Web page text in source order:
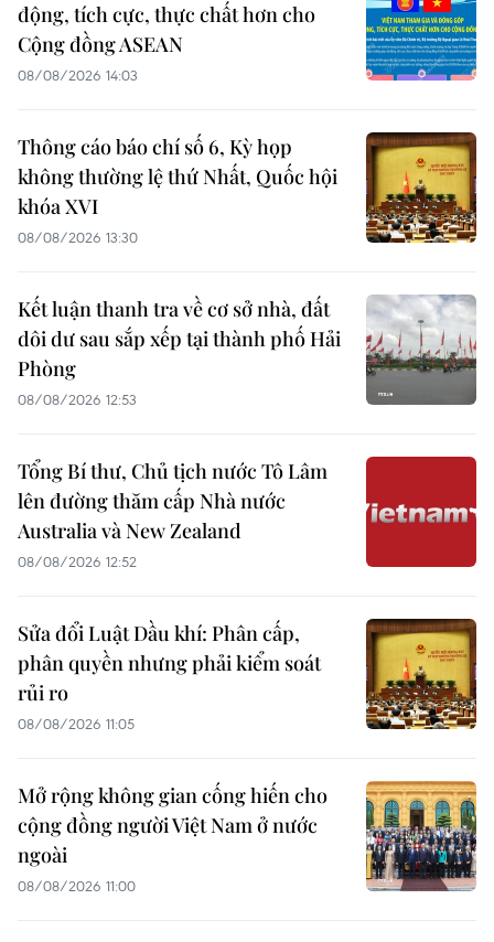
động, tích cực, thực chất hơn cho
Cộng đồng ASEAN
08/08/2026 14:03
Thông cáo báo chí số 6, Kỳ họp
không thường lệ thứ Nhất, Quốc hội
khóa XVI
08/08/2026 13:30
Kết luận thanh tra về cơ sở nhà, đất
dôi dư sau sắp xếp tại thành phố Hải
Phòng
08/08/2026 12:53
Tổng Bí thư, Chủ tịch nước Tô Lâm
lên đường thăm cấp Nhà nước
Australia và New Zealand
08/08/2026 12:52
Sửa đổi Luật Dầu khí: Phân cấp,
phân quyền nhưng phải kiểm soát
rủi ro
08/08/2026 11:05
Mở rộng không gian cống hiến cho
cộng đồng người Việt Nam ở nước
ngoài
08/08/2026 11:00